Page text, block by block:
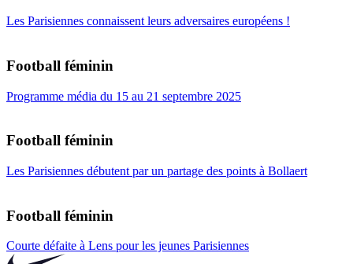
Les Parisiennes connaissent leurs adversaires européens !
Football féminin
Programme média du 15 au 21 septembre 2025
Football féminin
Les Parisiennes débutent par un partage des points à Bollaert
Football féminin
Courte défaite à Lens pour les jeunes Parisiennes